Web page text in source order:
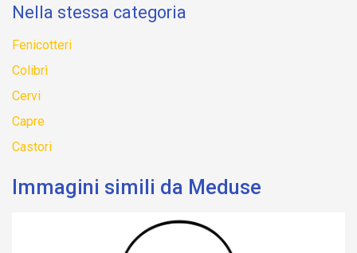
Nella stessa categoria
Fenicotteri
Colibrì
Cervi
Capre
Castori
Immagini simili da Meduse